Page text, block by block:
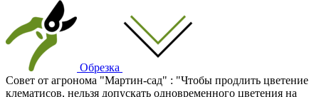
Обрезка
Совет от агронома "Мартин-сад" : "Чтобы продлить цветение
клематисов, нельзя допускать одновременного цветения на